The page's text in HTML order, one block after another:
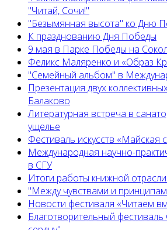
"Читай, Сочи!"
"Безымянная высота" ко Дню
К празднованию Дня Победы
9 мая в Парке Победы на
Феликс Маляренко и «Образ
"Семейный альбом" в
Презентация двух
Балаково
Литературная встреча в
ущелье
Фестиваль искусств «Майская
Международная научно-
в СГУ
Итоги работы книжной
"Между чувствами и
Новости фестиваля «Читаем
Благотворительный